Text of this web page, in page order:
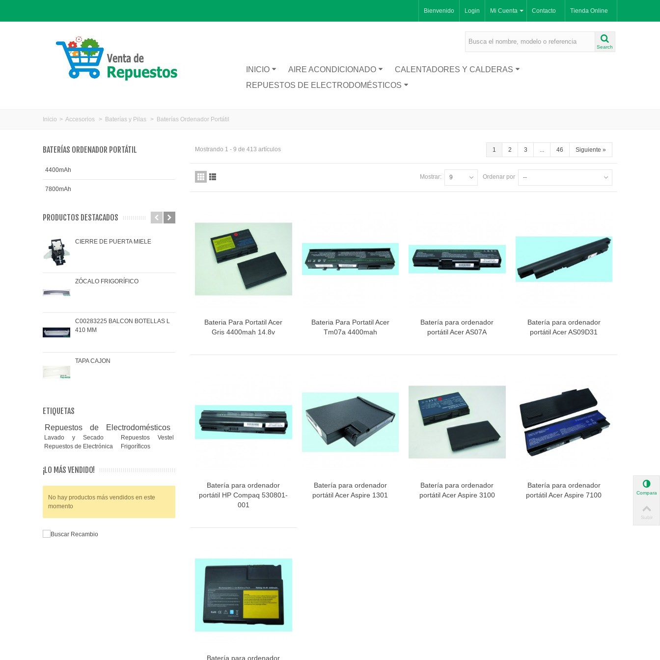
Tienda Online
Contacto
Mi Cuenta
Bienvenido Login
Search
INICIO AIRE ACONDICIONADO
CALENTADORES Y CALDERAS
REPUESTOS DE ELECTRODOMÉSTICOS
Inicio > Accesorios > Baterías y Pilas > Baterías Ordenador Portátil
BATERÍAS ORDENADOR PORTÁTIL
4400mAh
7800mAh
PRODUCTOS DESTACADOS
CIERRE DE PUERTA MIELE
ZÓCALO FRIGORÍFICO
C00283225 BALCON BOTELLAS L
410 MM
TAPA CAJON
JARRA CATA BT1200
JUNTA INFERIOR PUERTA 1491281
COJINETE RODAMIENTOS FAGOR-
BRANDT
ETIQUETAS
Repuestos de Electrodomésticos
Lavado y Secado
Repuestos Vestel
Repuestos de Electrónica
Frigoríficos
¡LO MÁS VENDIDO!
No hay productos más vendidos en este
momento
1 2 3 ... 46 Siguiente »
Mostrando 1 - 9 de 413 artículos
Ordenar por --
Mostrar: 9
Vista rápida
Bateria Para Portatil Acer
Gris 4400mah 14.8v
Vista rápida
Bateria Para Portatil Acer
Tm07a 4400mah
Vista rápida
Batería para ordenador
portátil Acer AS07A
Vista rápida
Batería para ordenador
portátil Acer AS09D31
Vista rápida
Batería para ordenador
portátil HP Compaq 530801-
001
Vista rápida
Batería para ordenador
portátil Acer Aspire 1301
Vista rápida
Batería para ordenador
portátil Acer Aspire 3100
Vista rápida
Batería para ordenador
portátil Acer Aspire 7100
Batería para ordenador
Comparar
Subir